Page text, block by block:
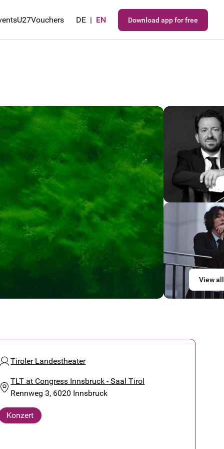
U27Vouchers DE | EN Download app for free
View all
Tiroler Landestheater
TLT at Congress Innsbruck - Saal Tirol
Rennweg 3, 6020 Innsbruck
Konzert